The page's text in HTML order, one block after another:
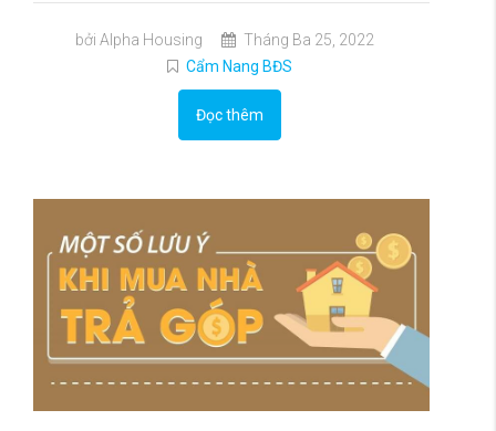
bởi Alpha Housing
Tháng Ba 25, 2022
Cẩm Nang BĐS
Đọc thêm